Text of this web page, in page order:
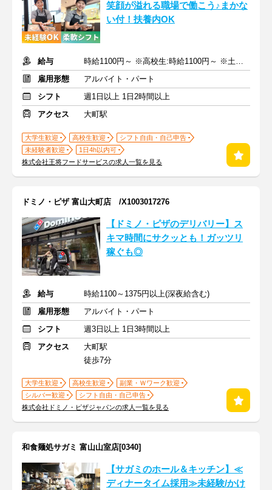
笑顔が溢れる職場で働こう♪まかな
い付！扶養内OK
給与
時給1100円～ ※高校生:時給1100円～ ※土日祝+200円
雇用形態
アルバイト・パート
シフト
週1日以上 1日2時間以上
アクセス
大町駅
大学生歓迎 高校生歓迎
シフト自由・自己申告
未経験者歓迎
1日4h以内可
株式会社王将フードサービスの求人一覧を見る
ドミノ・ピザ 富山大町店 /X1003017276
【ドミノ・ピザのデリバリー】ス
キマ時間にサクッとも！ガッツリ
稼ぐも◎
給与
時給1100～1375円以上(深夜給含む)
雇用形態
アルバイト・パート
シフト
週3日以上 1日3時間以上
アクセス
大町駅
徒歩7分
大学生歓迎 高校生歓迎
副業・Ｗワーク歓迎
シルバー歓迎
シフト自由・自己申告
株式会社ドミノ・ピザジャパンの求人一覧を見る
和食麺処サガミ 富山山室店[0340]
【サガミのホール＆キッチン】≪
ディナータイム採用≫未経験/かけ